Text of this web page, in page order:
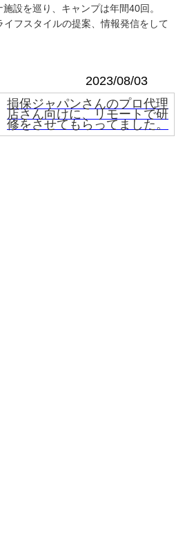
設を巡り、キャンプは年間40回。
イフスタイルの提案、情報発信をして
2023/08/03
損保ジャパンさんのプロ代理
店さん向けに、リモートで研
修をさせてもらってました。